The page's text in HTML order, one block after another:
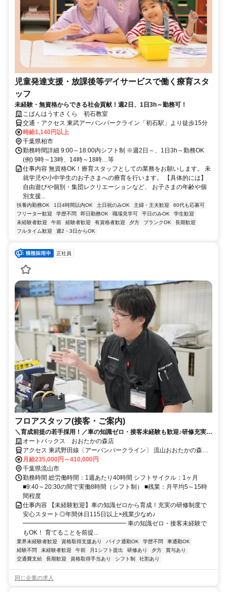
児童発達支援・放課後等デイサービスで働く療育スタ
ッフ
未経験・無資格からできる社会貢献！週2日、1日3h～勤務可！
こぱんはうすさくら 初石教室
交通・アクセス 東武アーバンパークライン「初石駅」より徒歩15分
時給1,140円以上
千葉県柏市
勤務時間詳細 9:00～18:00内シフト制 ※週2日～、1日3h～勤務OK
(例) 9時～13時、14時～18時…等
仕事内容 無資格OK！療育スタッフとしての業務をお願いします。 未
就学児や小中学生のお子さまへの療育を行います。 【具体的には】
自由遊びや個別・集団レクリエーションなど、 お子さまの年齢や個
別支援...
扶養内勤務OK 1日4時間以内OK 土日祝のみOK 主婦・主夫歓迎
60代も応募可
フリーター歓迎
学歴不問 即日勤務OK 職場見学可 平日のみOK
学生歓迎
未経験者歓迎
午前 経験者歓迎 有資格者歓迎 夕方 ブランクOK
長期歓迎
フルタイム歓迎
週2・3日からOK
正社員
フロアスタッフ(接客・ご案内)
＼育成前提の若手採用！／車の知識ゼロ・接客未経験も歓迎♪研修充実で
安心スタート！★CMでもお馴染み！オートバックスでのお仕事です！
オートバックス おおたかの森店
アクセス 東武野田線〔アーバンパークライン〕 流山おおたかの森西
出口徒歩約10分、つくばエクスプレス 流山おおたかの森西出口徒歩
約10分、東武野田線〔アーバンパークライン〕 初石西口徒歩約18分
月給235,000円～410,000円
千葉県流山市
勤務時間 総労働時間：1週あたり40時間 シフトサイクル：1ヶ月
■9:40～20:30の間で実働8時間（シフト制） ■残業：月平均5～15時
間程度
仕事内容 【未経験歓迎】車の知識ゼロから育成！充実の研修制度で
安心スタート◎年間休日115日以上×残業少なめ♪
━━━━━━━━━━━━━━━━━ 車の知識ゼロ・接客未経験で
もOK！ 育てることを前提...
業界未経験者歓迎 資格取得支援あり バイク通勤OK 学歴不問
車通勤OK
経験不問
未経験者歓迎 午前 月1シフト提出 研修あり 夕方
賞与あり
交通費支給
長期歓迎 資格取得手当あり シフト制 社割あり
同じ企業の求人